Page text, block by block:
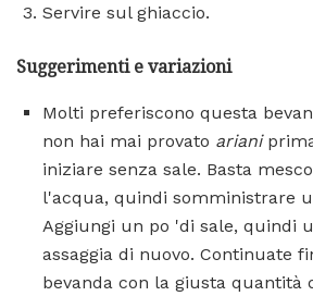
Servire sul ghiaccio.
Suggerimenti e variazioni
Molti preferiscono questa
non hai mai provato ariani
iniziare senza sale. Basta
l'acqua, quindi somministrare
Aggiungi un po 'di sale, quindi
assaggia di nuovo. Continuate
bevanda con la giusta quantità